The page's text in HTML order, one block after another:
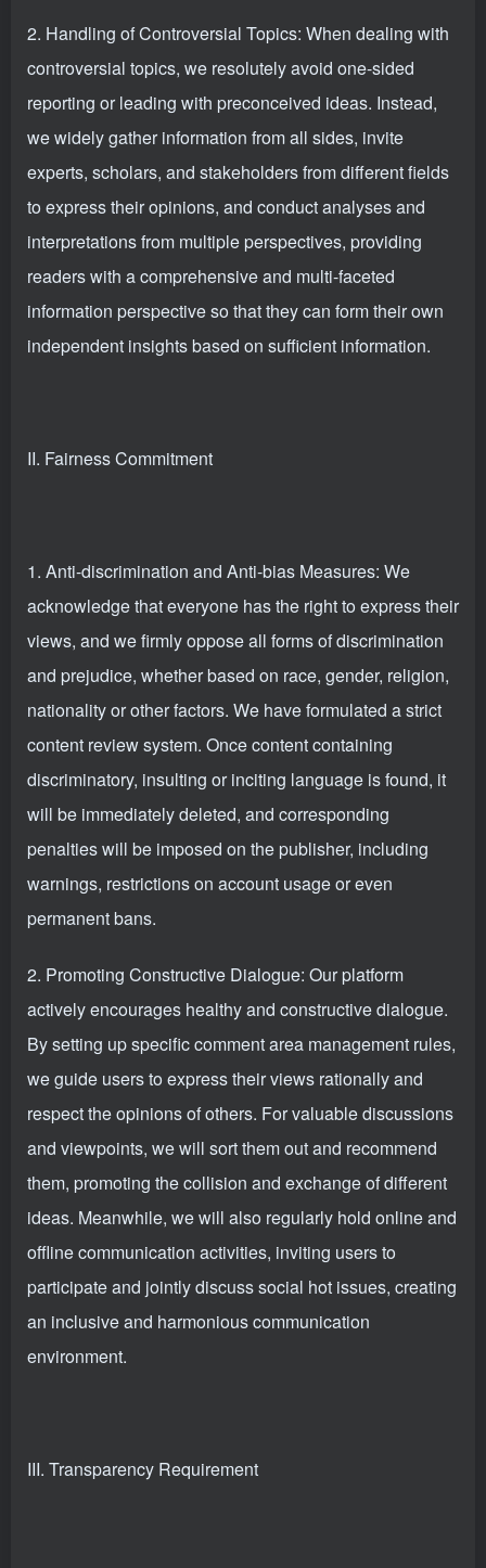
2. Handling of Controversial Topics: When dealing with
controversial topics, we resolutely avoid one-sided
reporting or leading with preconceived ideas. Instead,
we widely gather information from all sides, invite
experts, scholars, and stakeholders from different fields
to express their opinions, and conduct analyses and
interpretations from multiple perspectives, providing
readers with a comprehensive and multi-faceted
information perspective so that they can form their own
independent insights based on sufficient information.
II. Fairness Commitment
1. Anti-discrimination and Anti-bias Measures: We
acknowledge that everyone has the right to express their
views, and we firmly oppose all forms of discrimination
and prejudice, whether based on race, gender, religion,
nationality or other factors. We have formulated a strict
content review system. Once content containing
discriminatory, insulting or inciting language is found, it
will be immediately deleted, and corresponding
penalties will be imposed on the publisher, including
warnings, restrictions on account usage or even
permanent bans.
2. Promoting Constructive Dialogue: Our platform
actively encourages healthy and constructive dialogue.
By setting up specific comment area management rules,
we guide users to express their views rationally and
respect the opinions of others. For valuable discussions
and viewpoints, we will sort them out and recommend
them, promoting the collision and exchange of different
ideas. Meanwhile, we will also regularly hold online and
offline communication activities, inviting users to
participate and jointly discuss social hot issues, creating
an inclusive and harmonious communication
environment.
III. Transparency Requirement